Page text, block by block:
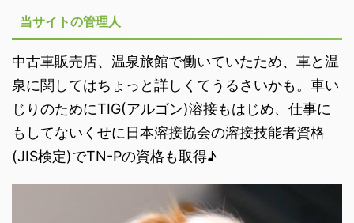
当サイトの管理人
中古車販売店、温泉旅館で働いていたため、車と温
泉に関してはちょっと詳しくてうるさいかも。車い
じりのためにTIG(アルゴン)溶接もはじめ、仕事に
もしてないくせに日本溶接協会の溶接技能者資格
(JIS検定)でTN-Pの資格も取得♪